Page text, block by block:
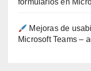
formularios en
Mejoras de
Microsoft Teams –